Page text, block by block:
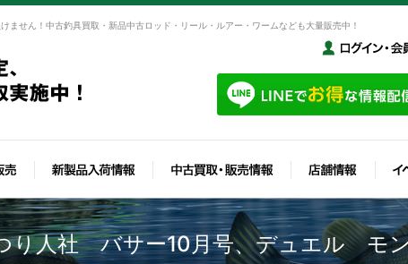
せん！中古釣具買取・新品中古ロッド・リール・ルアー・ワームなども大量販売中！
人社 バサー10月号、デュエル モ